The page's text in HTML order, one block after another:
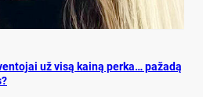
už vi­są kai­ną per­ka… pa­ža­dą